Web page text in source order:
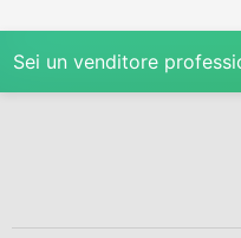
Sei un venditore